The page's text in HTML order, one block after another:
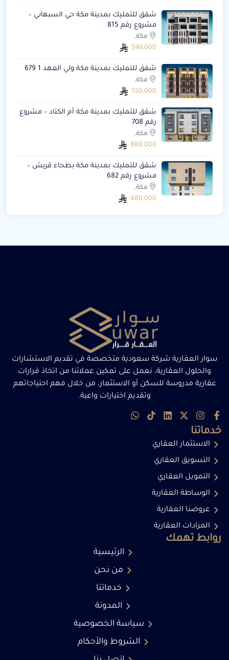
شقق للتمليك بمدينة مكة حي السبهاني –
مشروع رقم 815
مكة,
590,000
شقق للتمليك بمدينة مكة ولي العهد 1 679
مكة,
550,000
شقق للتمليك بمدينة مكة أم الكتاد – مشروع
رقم 708
مكة,
880,000
شقق للتمليك بمدينة مكة بطحاء قريش –
مشروع رقم 682
مكة,
480,000
سوار العقارية شركة سعودية متخصصة في تقديم الاستشارات
والحلول العقارية، نعمل على تمكين عملائنا من اتخاذ قرارات
عقارية مدروسة للسكن أو الاستثمار، من خلال فهم احتياجاتهم
وتقديم اختيارات واعية.
روابط تهمك
الرئيسية
من نحن
خدماتنا
المدونة
سياسة الخصوصية
الشروط والأحكام
خدماتنا
الاستثمار العقاري
التسويق العقاري
التمويل العقاري
الوساطة العقارية
عروضنا العقارية
المزادات العقارية